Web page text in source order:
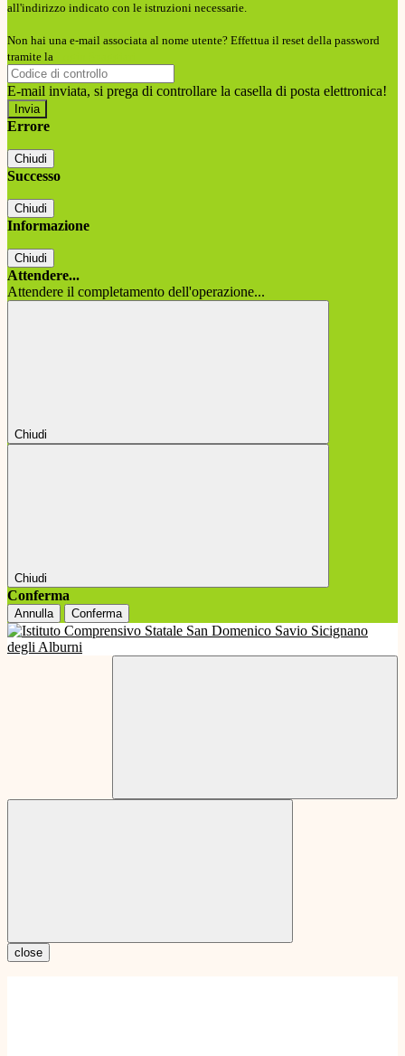
all'indirizzo indicato con le istruzioni necessarie.
Non hai una e-mail associata al nome utente? Effettua il reset della password
tramite la
E-mail inviata, si prega di controllare la casella di posta elettronica!
Errore
Chiudi
Successo
Chiudi
Informazione
Chiudi
Attendere...
Attendere il completamento dell'operazione...
Chiudi
Chiudi
Conferma
Annulla Conferma
close